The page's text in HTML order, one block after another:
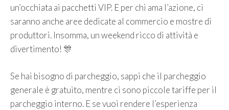
un’occhiata ai pacchetti VIP. E per chi ama l’azione, ci
saranno anche aree dedicate al commercio e mostre di
produttori. Insomma, un weekend ricco di attività e
divertimento! 🎊
Se hai bisogno di parcheggio, sappi che il parcheggio
generale è gratuito, mentre ci sono piccole tariffe per il
parcheggio interno. E se vuoi rendere l’esperienza